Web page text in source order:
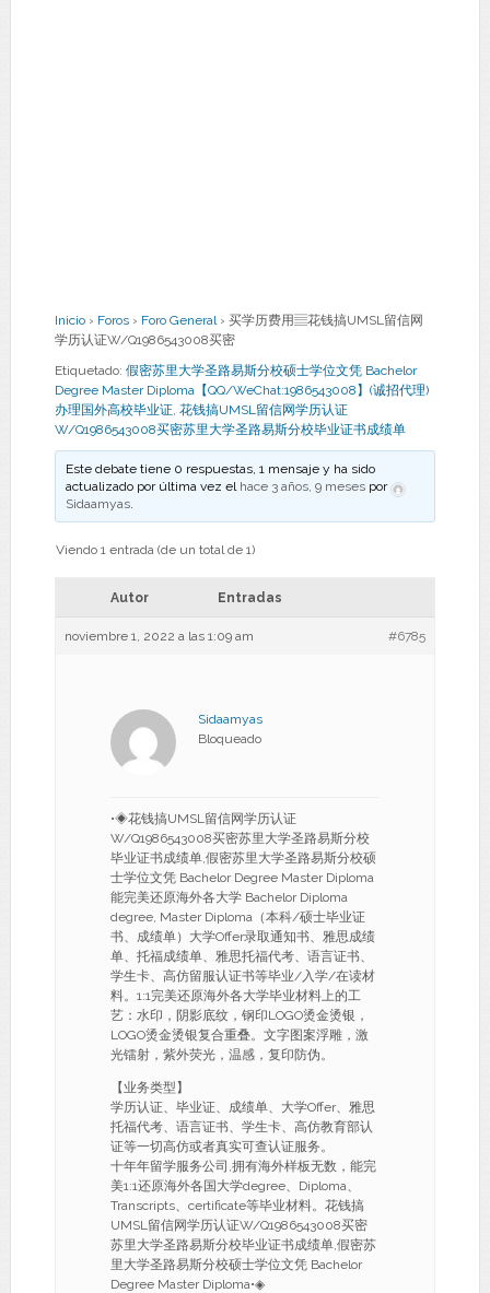
Inicio › Foros › Foro General › 买学历费用▤花钱搞UMSL留信网
学历认证W/Q1986543008买密
Etiquetado: 假密苏里大学圣路易斯分校硕士学位文凭 Bachelor
Degree Master Diploma【QQ/WeChat:1986543008】(诚招代理)
办理国外高校毕业证, 花钱搞UMSL留信网学历认证
W/Q1986543008买密苏里大学圣路易斯分校毕业证书成绩单
Este debate tiene 0 respuestas, 1 mensaje y ha sido
actualizado por última vez el hace 3 años, 9 meses por
Sidaamyas.
Viendo 1 entrada (de un total de 1)
Autor Entradas
noviembre 1, 2022 a las 1:09 am #6785
Sidaamyas
Bloqueado
•◈花钱搞UMSL留信网学历认证
W/Q1986543008买密苏里大学圣路易斯分校
毕业证书成绩单,假密苏里大学圣路易斯分校硕
士学位文凭 Bachelor Degree Master Diploma
能完美还原海外各大学 Bachelor Diploma
degree, Master Diploma（本科/硕士毕业证
书、成绩单）大学Offer录取通知书、雅思成绩
单、托福成绩单、雅思托福代考、语言证书、
学生卡、高仿留服认证书等毕业/入学/在读材
料。1:1完美还原海外各大学毕业材料上的工
艺：水印，阴影底纹，钢印LOGO烫金烫银，
LOGO烫金烫银复合重叠。文字图案浮雕，激
光镭射，紫外荧光，温感，复印防伪。
【业务类型】
学历认证、毕业证、成绩单、大学Offer、雅思
托福代考、语言证书、学生卡、高仿教育部认
证等一切高仿或者真实可查认证服务。
十年年留学服务公司,拥有海外样板无数，能完
美1:1还原海外各国大学degree、Diploma、
Transcripts、certificate等毕业材料。花钱搞
UMSL留信网学历认证W/Q1986543008买密
苏里大学圣路易斯分校毕业证书成绩单,假密苏
里大学圣路易斯分校硕士学位文凭 Bachelor
Degree Master Diploma•◈